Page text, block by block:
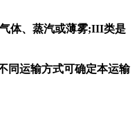
体、蒸汽或薄雾;III类是
同运输方式可确定本运输